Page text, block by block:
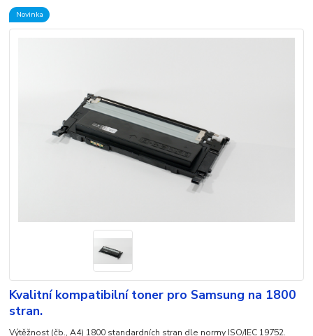
Novinka
Kvalitní kompatibilní toner pro Samsung na 1800
stran.
Výtěžnost (čb., A4) 1800 standardních stran dle normy ISO/IEC 19752.